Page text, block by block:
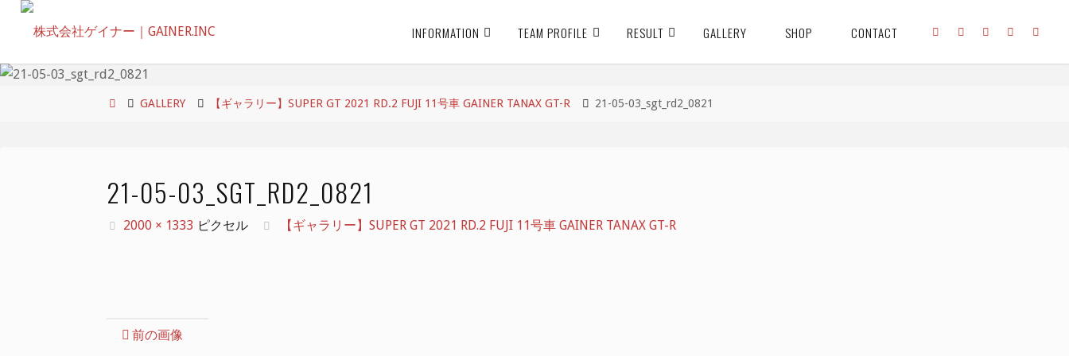
ン
INFORMATION TEAM PROFILE RESULT GALLERY SHOP CONTACT
ホ
GALLERY 【ギャラリー】SUPER GT 2021 RD.2 FUJI 11号車 GAINER TANAX GT-R 21-05-03_sgt_rd2_0821
21-05-03_SGT_RD2_0821
フ
2000 × 1333 ピクセル 【ギャラリー】SUPER GT 2021 RD.2 FUJI 11号車 GAINER TANAX GT-R
前の画像